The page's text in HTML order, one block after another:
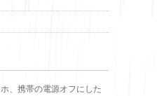
、携帯の電源オフにした